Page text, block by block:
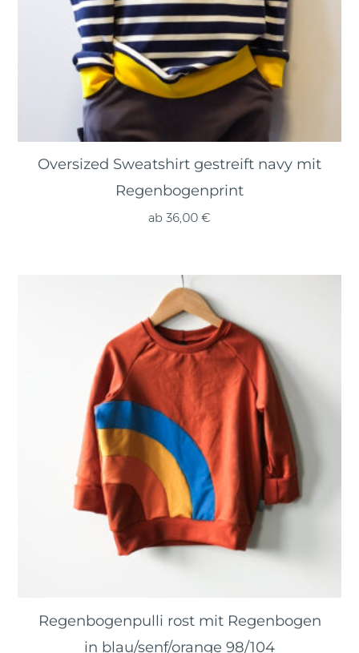
Oversized Sweatshirt gestreift navy mit
Regenbogenprint
ab 36,00 €
Regenbogenpulli rost mit Regenbogen
in blau/senf/orange 98/104